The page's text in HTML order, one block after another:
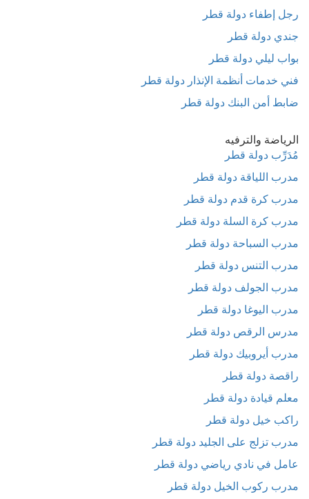
رجل إطفاء دولة قطر
جندي دولة قطر
بواب ليلي دولة قطر
فني خدمات أنظمة الإنذار دولة قطر
ضابط أمن البنك دولة قطر
الرياضة والترفيه
مُدَرِّب دولة قطر
مدرب اللياقة دولة قطر
مدرب كرة قدم دولة قطر
مدرب كرة السلة دولة قطر
مدرب السباحة دولة قطر
مدرب التنس دولة قطر
مدرب الجولف دولة قطر
مدرب اليوغا دولة قطر
مدرس الرقص دولة قطر
مدرب أيروبيك دولة قطر
راقصة دولة قطر
معلم قيادة دولة قطر
راكب خيل دولة قطر
مدرب تزلج على الجليد دولة قطر
عامل في نادي رياضي دولة قطر
مدرب ركوب الخيل دولة قطر